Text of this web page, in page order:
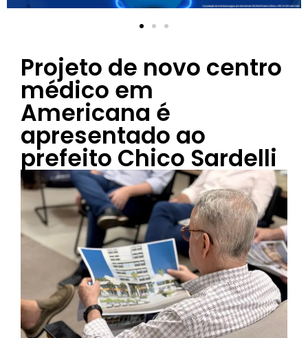
Projeto de novo centro
médico em
Americana é
apresentado ao
prefeito Chico Sardelli